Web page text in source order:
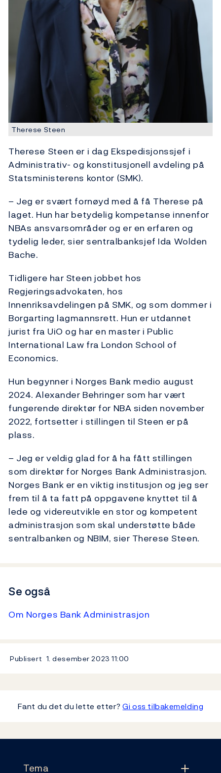
Therese Steen
Therese Steen er i dag Ekspedisjonssjef i
Administrativ- og konstitusjonell avdeling på
Statsministerens kontor (SMK).
– Jeg er svært fornøyd med å få Therese på
laget. Hun har betydelig kompetanse innenfor
NBAs ansvarsområder og er en erfaren og
tydelig leder, sier sentralbanksjef Ida Wolden
Bache.
Tidligere har Steen jobbet hos
Regjeringsadvokaten, hos
Innenriksavdelingen på SMK, og som dommer i
Borgarting lagmannsrett. Hun er utdannet
jurist fra UiO og har en master i Public
International Law fra London School of
Economics.
Hun begynner i Norges Bank medio august
2024. Alexander Behringer som har vært
fungerende direktør for NBA siden november
2022, fortsetter i stillingen til Steen er på
plass.
– Jeg er veldig glad for å ha fått stillingen
som direktør for Norges Bank Administrasjon.
Norges Bank er en viktig institusjon og jeg ser
frem til å ta fatt på oppgavene knyttet til å
lede og videreutvikle en stor og kompetent
administrasjon som skal understøtte både
sentralbanken og NBIM, sier Therese Steen.
Se også
Om Norges Bank Administrasjon
Publisert 1. desember 202311:00
Fant du det du lette etter?Gi oss tilbakemelding
Tema